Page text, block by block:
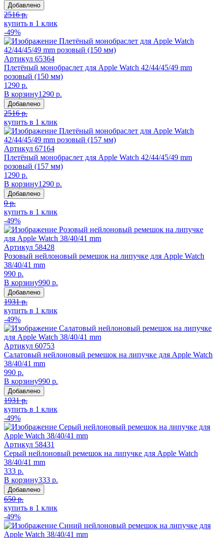
Добавлено
2516 р.
купить в 1 клик
-49%
Артикул 65364
Плетёный монобраслет для Apple Watch 42/44/45/49 mm
розовый (150 мм)
1290 р.
В корзину1290 р.
Добавлено
2516 р.
купить в 1 клик
Артикул 67164
Плетёный монобраслет для Apple Watch 42/44/45/49 mm
розовый (157 мм)
1290 р.
В корзину1290 р.
Добавлено
0 р.
купить в 1 клик
-49%
Артикул 58428
Розовый нейлоновый ремешок на липучке для Apple Watch
38/40/41 mm
990 р.
В корзину990 р.
Добавлено
1931 р.
купить в 1 клик
-49%
Артикул 60753
Салатовый нейлоновый ремешок на липучке для Apple Watch
38/40/41 mm
990 р.
В корзину990 р.
Добавлено
1931 р.
купить в 1 клик
-49%
Артикул 58431
Серый нейлоновый ремешок на липучке для Apple Watch
38/40/41 mm
333 р.
В корзину333 р.
Добавлено
650 р.
купить в 1 клик
-49%